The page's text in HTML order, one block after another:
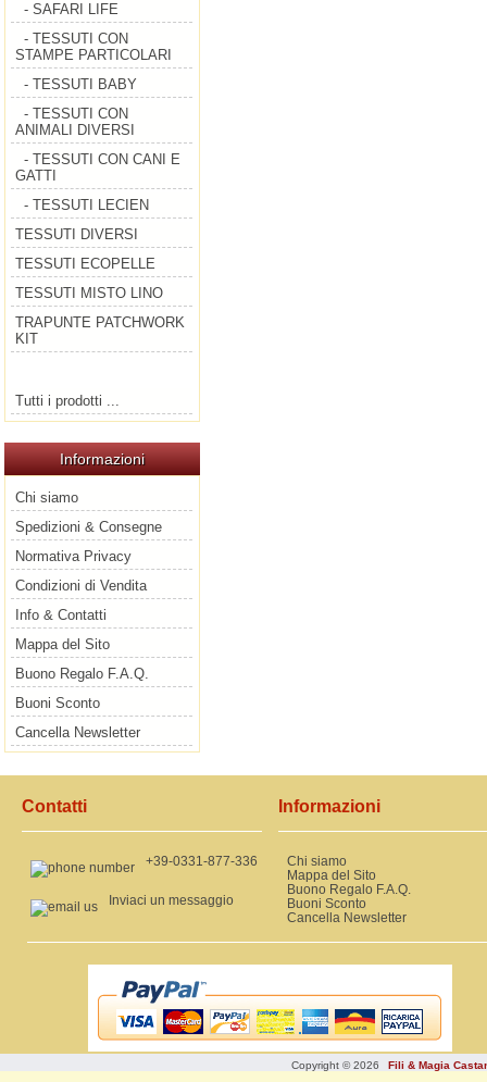
- SAFARI LIFE
- TESSUTI CON
STAMPE PARTICOLARI
- TESSUTI BABY
- TESSUTI CON
ANIMALI DIVERSI
- TESSUTI CON CANI E
GATTI
- TESSUTI LECIEN
TESSUTI DIVERSI
TESSUTI ECOPELLE
TESSUTI MISTO LINO
TRAPUNTE PATCHWORK
KIT
Tutti i prodotti ...
Informazioni
Chi siamo
Spedizioni & Consegne
Normativa Privacy
Condizioni di Vendita
Info & Contatti
Mappa del Sito
Buono Regalo F.A.Q.
Buoni Sconto
Cancella Newsletter
Contatti
+39-0331-877-336
Inviaci un messaggio
Informazioni
Chi siamo
Mappa del Sito
Buono Regalo F.A.Q.
Buoni Sconto
Cancella Newsletter
Copyright © 2026 Fili & Magia